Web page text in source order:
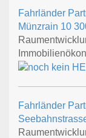
Fahrländer
Münzrain 10
Fahrländer